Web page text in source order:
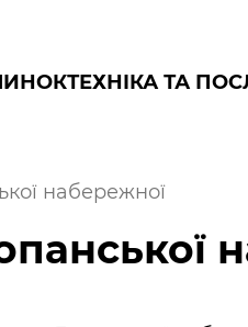
ТЕХНІКА ТА
набережної